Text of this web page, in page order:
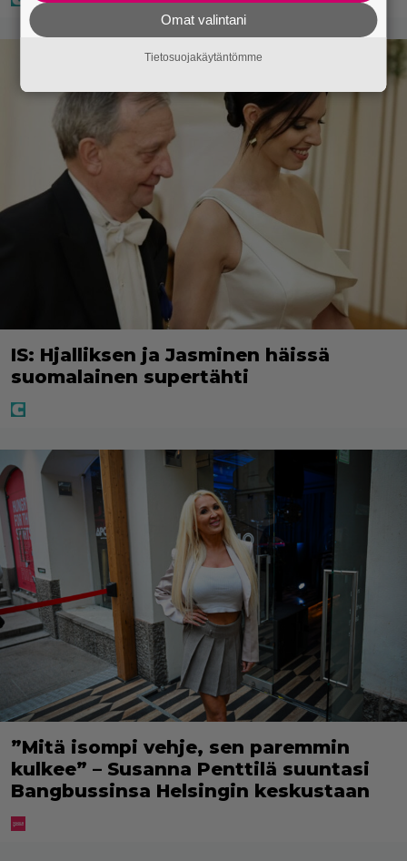
IS: Hjalliksen ja Jasminen häissä
suomalainen supertähti
”Mitä isompi vehje, sen paremmin
kulkee” – Susanna Penttilä suuntasi
Bangbussinsa Helsingin keskustaan
Omat valintani
Tietosuojakäytäntömme